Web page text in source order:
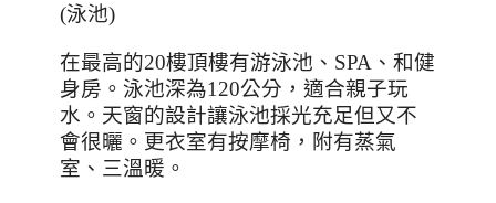
(泳池)
在最高的20樓頂樓有游泳池、 SPA 、和健
身房。泳池深為120公分，適合親子玩
水。天窗的設計讓泳池採光充足但又不
會很曬。更衣室有按摩椅，附有蒸氣
室、三溫暖。